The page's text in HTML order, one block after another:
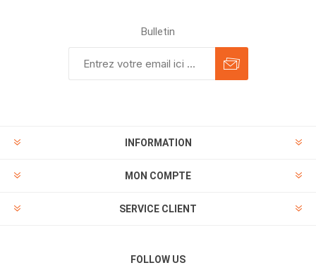
Bulletin
INFORMATION
MON COMPTE
SERVICE CLIENT
FOLLOW US